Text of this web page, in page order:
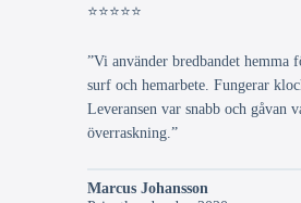
⭐⭐⭐⭐⭐
”Vi använder bredbandet hemma
surf och hemarbete. Fungerar
Leveransen var snabb och gåvan
överraskning.”
Marcus Johansson